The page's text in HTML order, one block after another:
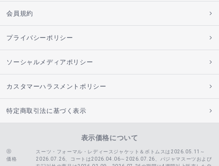
会員規約
プライバシーポリシー
ソーシャルメディアポリシー
カスタマーハラスメントポリシー
特定商取引法に基づく表示
表示価格について
価格
スーツ・フォーマル・レディースジャケット＆ボトムスは2026.05.11～
2026.07.26、コートは2026.04.06～2026.07.26、
パジャマスーツおよび